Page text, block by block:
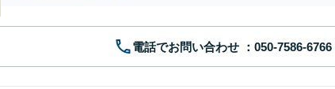
電話でお問い合わせ